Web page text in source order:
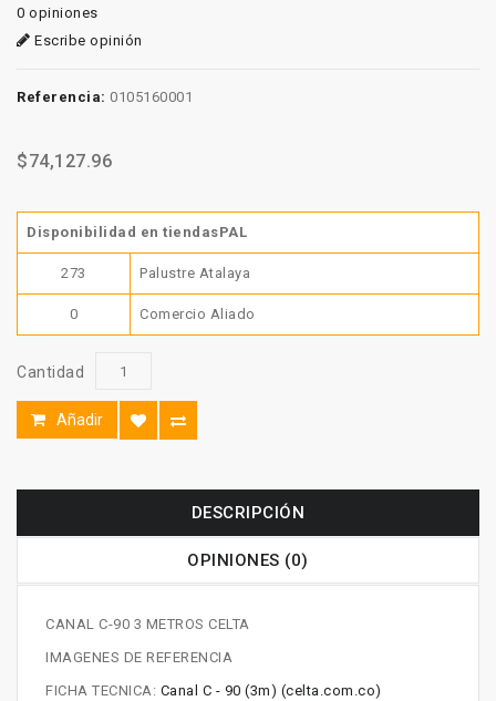
0 opiniones
Escribe opinión
Referencia: 0105160001
$74,127.96
Disponibilidad en tiendasPAL
273 Palustre Atalaya
0 Comercio Aliado
Cantidad
Añadir
DESCRIPCIÓN
OPINIONES (0)
CANAL C-90 3 METROS CELTA
IMAGENES DE REFERENCIA
FICHA TECNICA: Canal C - 90 (3m) (celta.com.co)